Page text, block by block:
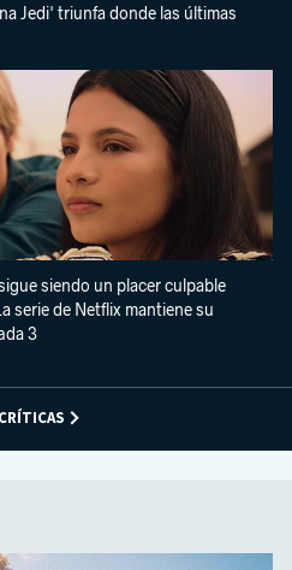
Jedi' triunfa donde las últimas
siendo un placer culpable
serie de Netflix mantiene su
3